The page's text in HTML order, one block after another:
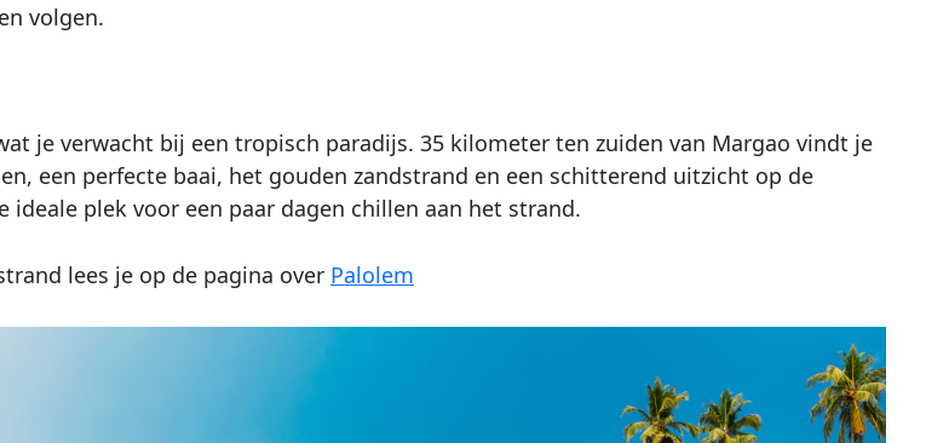
volgen.
je verwacht bij een tropisch paradijs. 35 kilometer ten zuiden van Margao vindt je
een perfecte baai, het gouden zandstrand en een schitterend uitzicht op de
ideale plek voor een paar dagen chillen aan het strand.
lees je op de pagina over Palolem